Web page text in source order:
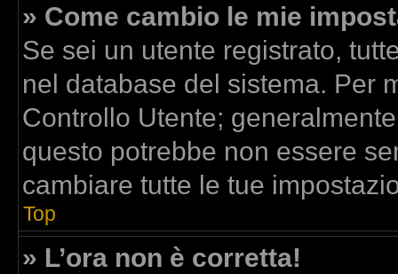
» Come cambio le mie
Se sei un utente registrato,
nel database del sistema. Per
Controllo Utente;
questo potrebbe non essere
cambiare tutte le tue
Top
» L’ora non è corretta!